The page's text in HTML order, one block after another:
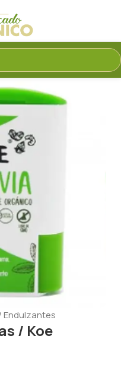
Endulzantes
/ Koe